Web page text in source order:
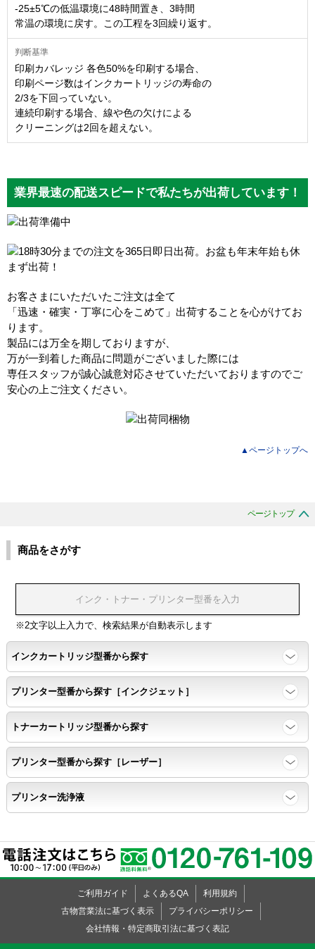
-25±5℃の低温環境に48時間置き、3時間
常温の環境に戻す。この工程を3回繰り返す。
印刷カバレッジ 各色50%を印刷する場合、
印刷ページ数はインクカートリッジの寿命の
2/3を下回っていない。
連続印刷する場合、線や色の欠けによる
クリーニングは2回を超えない。
業界最速の配送スピードで私たちが出荷しています！
お客さまにいただいたご注文は全て
「迅速・確実・丁寧に心をこめて」出荷することを心がけてお
ります。
製品には万全を期しておりますが、
万が一到着した商品に問題がございました際には
専任スタッフが誠心誠意対応させていただいておりますのでご
安心の上ご注文ください。
▲ページトップへ
ページトップ
商品をさがす
※2文字以上入力で、検索結果が自動表示します
インクカートリッジ型番から探す
プリンター型番から探す［インクジェット］
トナーカートリッジ型番から探す
プリンター型番から探す［レーザー］
プリンター洗浄液
ご利用ガイド よくあるQA
利用規約
古物営業法に基づく表示
プライバシーポリシー
会社情報・特定商取引法に基づく表記